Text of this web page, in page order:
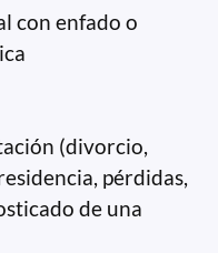
con enfado o
(divorcio,
pérdidas,
de una